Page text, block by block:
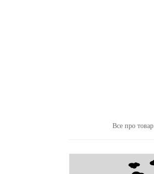
Все про товар